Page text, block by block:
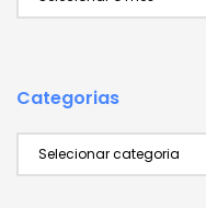
Categorias
Categorias